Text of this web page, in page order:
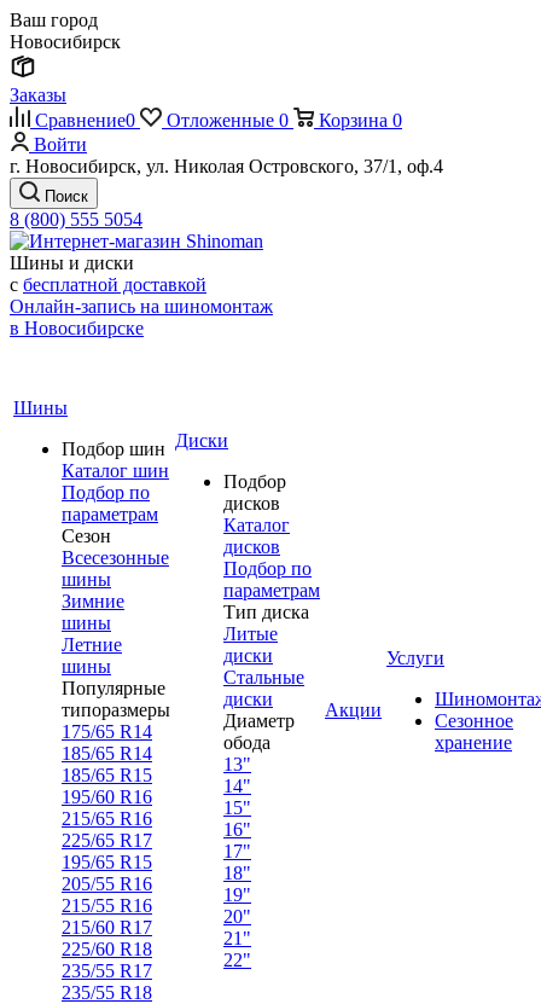
Ваш город
Новосибирск
Заказы
Сравнение0 Отложенные 0 Корзина 0
Войти
г. Новосибирск, ул. Николая Островского, 37/1, оф.4
Поиск
8 (800) 555 5054
Шины и диски
с бесплатной доставкой
Онлайн-запись на шиномонтаж
в Новосибирске
Шины
Подбор шин
Каталог шин
Подбор по
параметрам
Сезон
Всесезонные
шины
Зимние
шины
Летние
шины
Популярные
типоразмеры
175/65 R14
185/65 R14
185/65 R15
195/60 R16
215/65 R16
225/65 R17
195/65 R15
205/55 R16
215/55 R16
215/60 R17
225/60 R18
235/55 R17
235/55 R18
Диски
Подбор
дисков
Каталог
дисков
Подбор по
параметрам
Тип диска
Литые
диски
Стальные
диски
Диаметр
обода
13"
14"
15"
16"
17"
18"
19"
20"
21"
22"
Акции
Услуги
Сезонное
хранение